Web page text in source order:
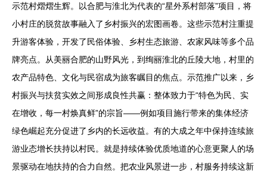
示范村熠熠生辉。以合肥与淮北为代表的“星外系村部落”项目，将
小村庄的脱贫故事融入了乡村振兴的宏图画卷。这些示范村注重提
升游客体验，开发了民俗体验、乡村生态旅游、农家风味等多个品
牌亮点。从美丽合肥的山野风光，到绚丽淮北的丘陵大地，村里的
农产品特色、文化与民宿成为旅客瞩目的焦点。示范推广以来，乡
村振兴与扶贫实效之间形成良性共赢：整体致力于“特色为民、实
在增收，每一村焕真鲜”的宗旨——例如项目施行带来的集体经济
绿色崛起充分促进了乡内的长远收益。有的大成之年中保持连续旅
游业态增长扶持以村民。就是持续体验优质地道的心意更聚人的场
景驱动在地扶持的合力自然。把农业风景进一步，村服务持续这新